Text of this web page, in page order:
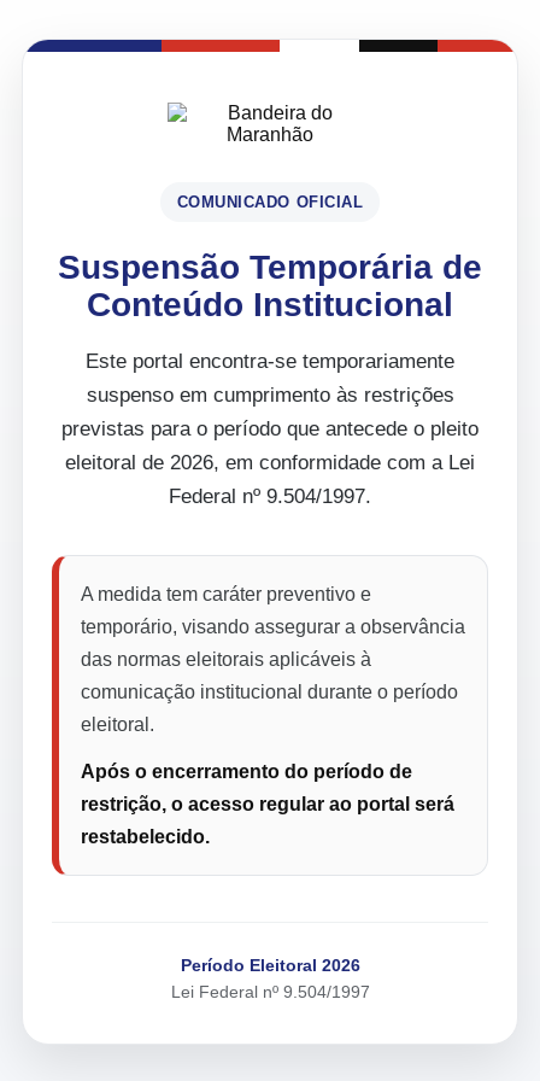
COMUNICADO OFICIAL
Suspensão Temporária de
Conteúdo Institucional
Este portal encontra-se temporariamente
suspenso em cumprimento às restrições
previstas para o período que antecede o pleito
eleitoral de 2026, em conformidade com a Lei
Federal nº 9.504/1997.
A medida tem caráter preventivo e
temporário, visando assegurar a observância
das normas eleitorais aplicáveis à
comunicação institucional durante o período
eleitoral.
Após o encerramento do período de
restrição, o acesso regular ao portal será
restabelecido.
Período Eleitoral 2026
Lei Federal nº 9.504/1997